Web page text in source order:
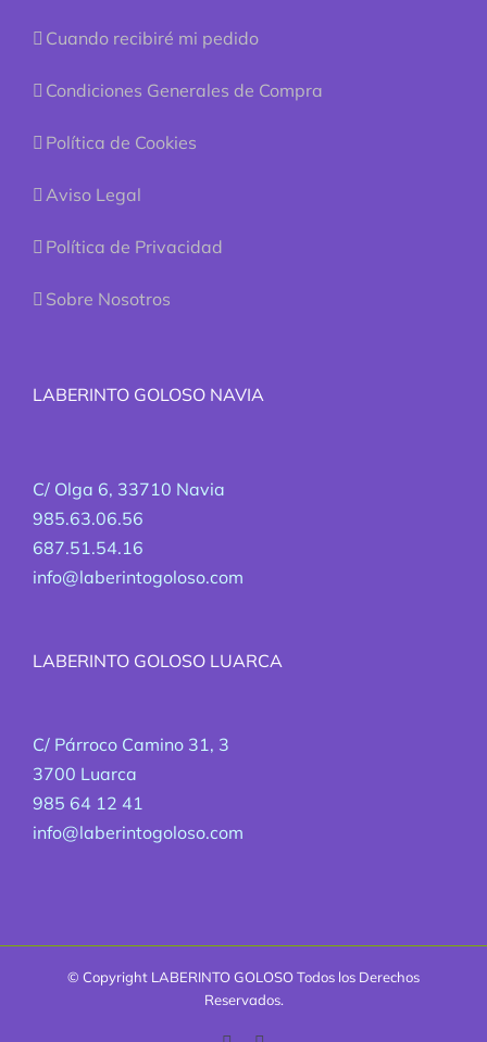
Cuando recibiré mi pedido
Condiciones Generales de Compra
Política de Cookies
Aviso Legal
Política de Privacidad
Sobre Nosotros
LABERINTO GOLOSO NAVIA
C/ Olga 6, 33710 Navia
985.63.06.56
687.51.54.16
info@laberintogoloso.com
LABERINTO GOLOSO LUARCA
C/ Párroco Camino 31, 3
3700 Luarca
985 64 12 41
info@laberintogoloso.com
© Copyright LABERINTO GOLOSO Todos los Derechos
Reservados.